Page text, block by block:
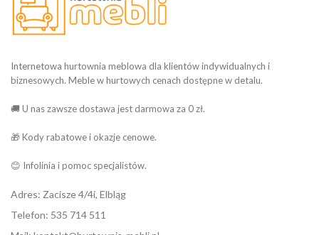
Internetowa hurtownia meblowa dla klientów indywidualnych i
biznesowych. Meble w hurtowych cenach dostępne w detalu.
🚚 U nas zawsze dostawa jest darmowa za 0 zł.
🎁 Kody rabatowe i okazje cenowe.
😊 Infolinia i pomoc specjalistów.
Adres: Zacisze 4/4i, Elbląg
Telefon: 535 714 511